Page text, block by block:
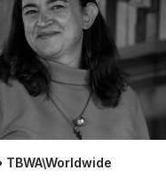
TBWA\Worldwide